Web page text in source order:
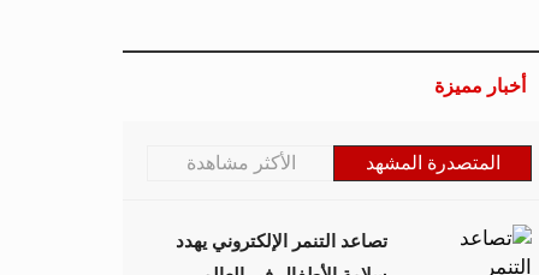
أخبار مميزة
المتصدرة المشهد الأكثر مشاهدة
تصاعد التنمر الإلكتروني يهدد